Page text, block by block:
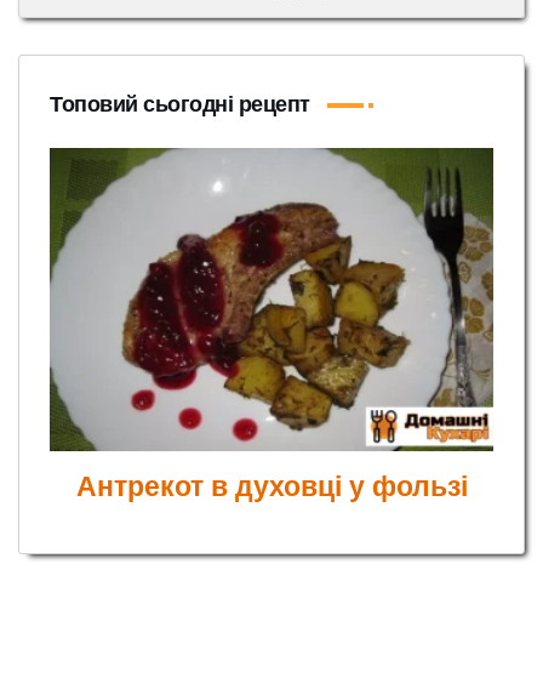
Топовий сьогодні рецепт
Антрекот в духовці у фользі